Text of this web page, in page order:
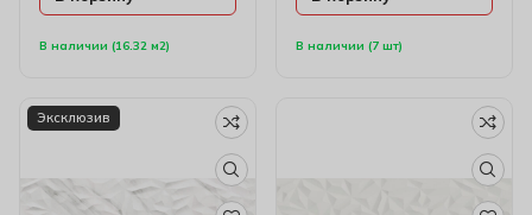
В наличии (16.32 м2) В наличии (7 шт)
Эксклюзив